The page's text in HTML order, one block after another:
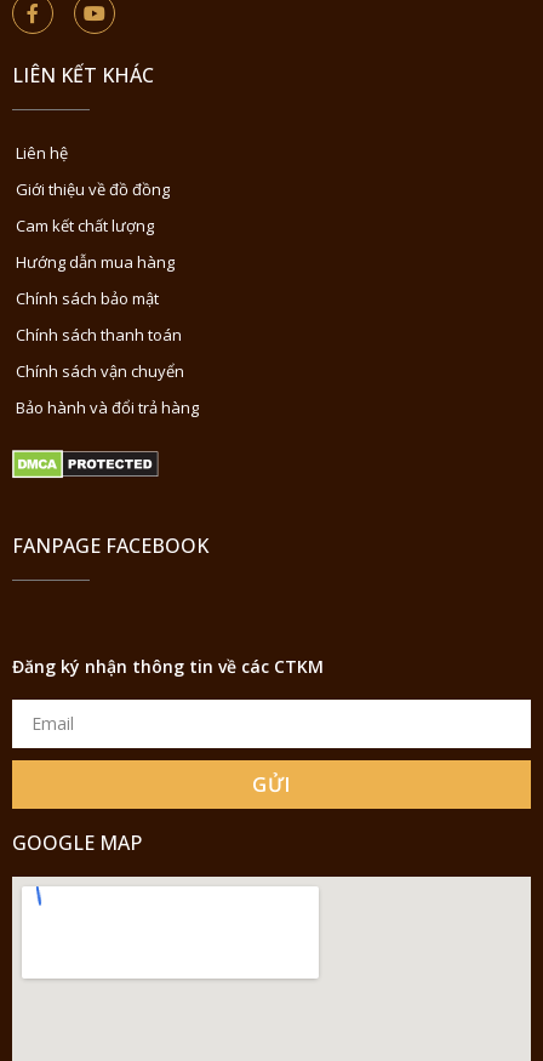
LIÊN KẾT KHÁC
Liên hệ
Giới thiệu về đồ đồng
Cam kết chất lượng
Hướng dẫn mua hàng
Chính sách bảo mật
Chính sách thanh toán
Chính sách vận chuyển
Bảo hành và đổi trả hàng
FANPAGE FACEBOOK
Đăng ký nhận thông tin về các CTKM
GỬI
GOOGLE MAP